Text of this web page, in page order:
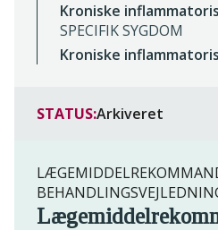
Kroniske
SPECIFIK SYGDOM
Kroniske
STATUS:Arkiveret